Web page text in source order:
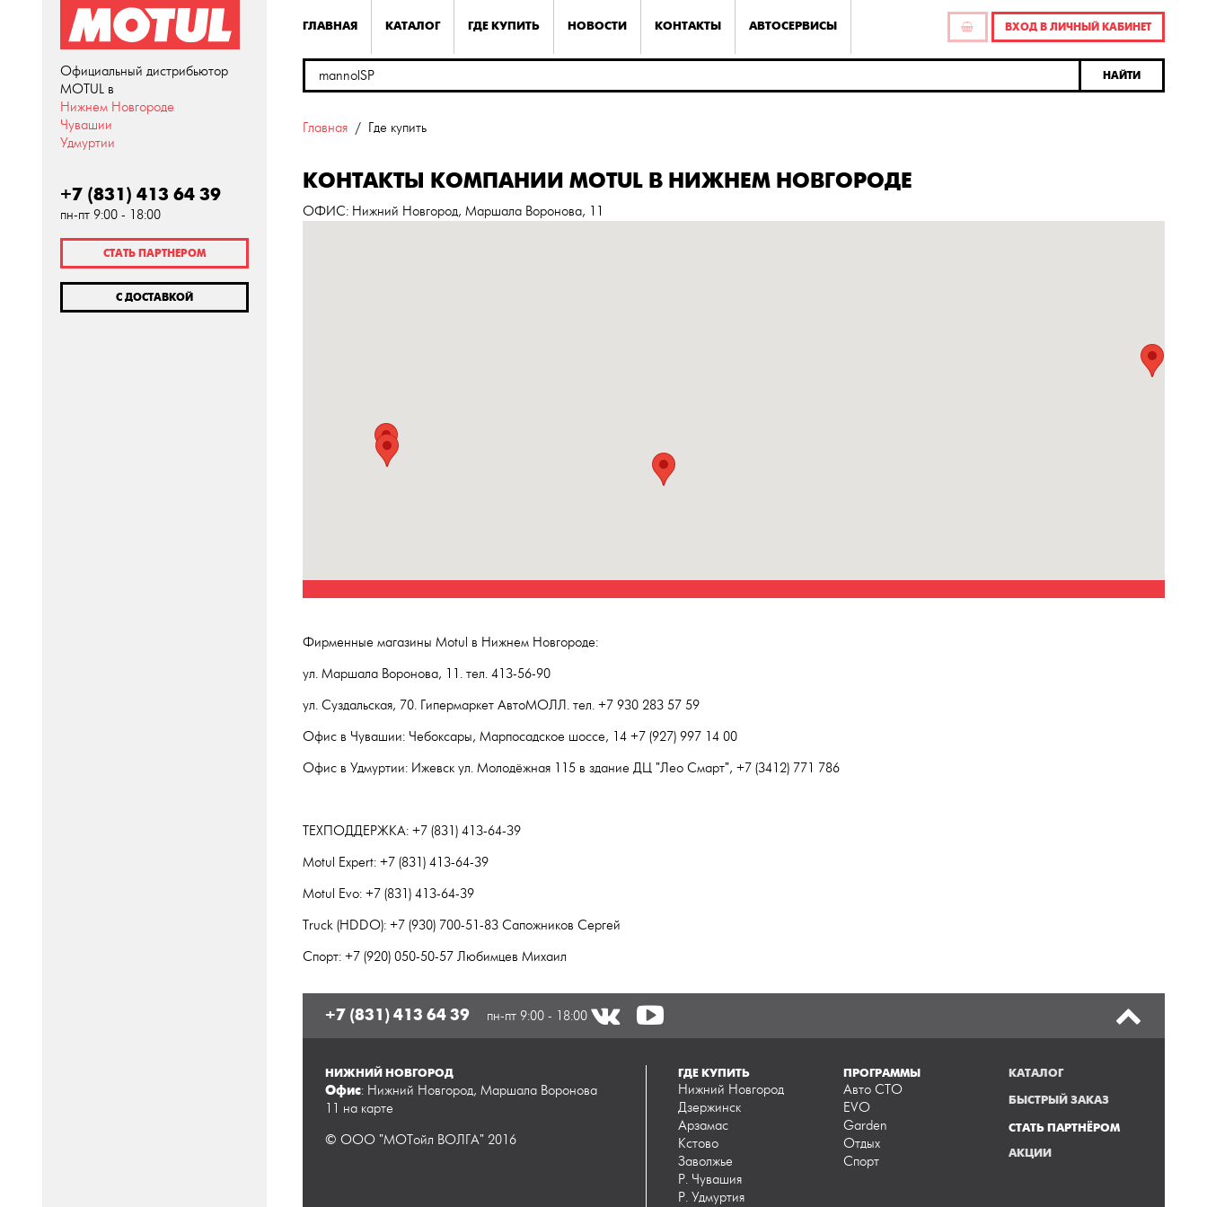
Официальный дистрибьютор
MOTUL в
Нижнем Новгороде
Чувашии
Удмуртии
+7 (831) 413 64 39
пн-пт 9:00 - 18:00
СТАТЬ ПАРТНЕРОМ
С ДОСТАВКОЙ
ГЛАВНАЯ КАТАЛОГ ГДЕ КУПИТЬ НОВОСТИ КОНТАКТЫ АВТОСЕРВИСЫ ВХОД В ЛИЧНЫЙ КАБИНЕТ
НАЙТИ
Главная Где купить
КОНТАКТЫ КОМПАНИИ MOTUL В НИЖНЕМ НОВГОРОДЕ
ОФИС: Нижний Новгород, Маршала Воронова, 11
Фирменные магазины Motul в Нижнем Новгороде:
ул. Маршала Воронова, 11. тел. 413-56-90
ул. Суздальская, 70. Гипермаркет АвтоМОЛЛ. тел. +7 930 283 57 59
Офис в Чувашии: Чебоксары, Марпосадское шоссе, 14 +7 (927) 997 14 00
Офис в Удмуртии: Ижевск ул. Молодёжная 115 в здание ДЦ "Лео Смарт", +7 (3412) 771 786
ТЕХПОДДЕРЖКА: +7 (831) 413-64-39
Motul Expert: +7 (831) 413-64-39
Motul Evo: +7 (831) 413-64-39
Truck (HDDO): +7 (930) 700-51-83 Сапожников Сергей
Спорт: +7 (920) 050-50-57 Любимцев Михаил
+7 (831) 413 64 39 пн-пт 9:00 - 18:00
НИЖНИЙ НОВГОРОД
Офис: Нижний Новгород, Маршала Воронова
11 на карте
© ООО "МОТойл ВОЛГА" 2016
ГДЕ КУПИТЬ
Нижний Новгород
Дзержинск
Арзамас
Кстово
Заволжье
Р. Чувашия
Р. Удмуртия
ПРОГРАММЫ
Авто СТО
EVO
Garden
Отдых
Спорт
КАТАЛОГ
БЫСТРЫЙ ЗАКАЗ
СТАТЬ ПАРТНЁРОМ
АКЦИИ